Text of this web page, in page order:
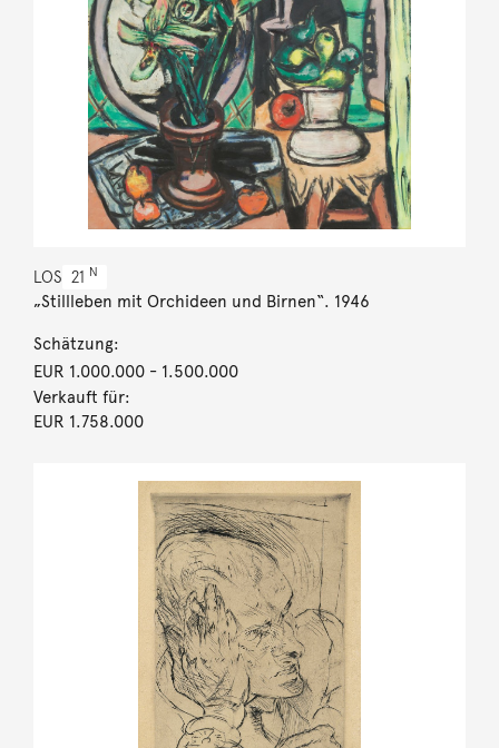
LOS 21 N
„Stillleben mit Orchideen und Birnen“. 1946
Schätzung:
EUR 1.000.000- 1.500.000
Verkauft für:
EUR 1.758.000